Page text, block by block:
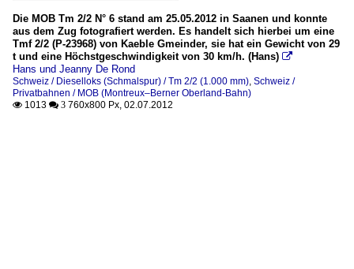
Die MOB Tm 2/2 N° 6 stand am 25.05.2012 in Saanen und konnte
aus dem Zug fotografiert werden. Es handelt sich hierbei um eine
Tmf 2/2 (P-23968) von Kaeble Gmeinder, sie hat ein Gewicht von 29
t und eine Höchstgeschwindigkeit von 30 km/h. (Hans) 
Hans und Jeanny De Rond
Schweiz / Dieselloks (Schmalspur) / Tm 2/2 (1.000 mm) Schweiz /
Privatbahnen / MOB (Montreux–Berner Oberland-Bahn)
 1013  3 760x800 Px, 02.07.2012